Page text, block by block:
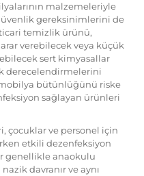
malzemeleriyle
gereksinimlerini de
ticari temizlik ürünü,
verebilecek veya küçük
sert kimyasallar
derecelendirmelerini
bütünlüğünü riske
sağlayan ürünleri
çocuklar ve personel için
etkili dezenfeksiyon
genellikle anaokulu
davranır ve aynı